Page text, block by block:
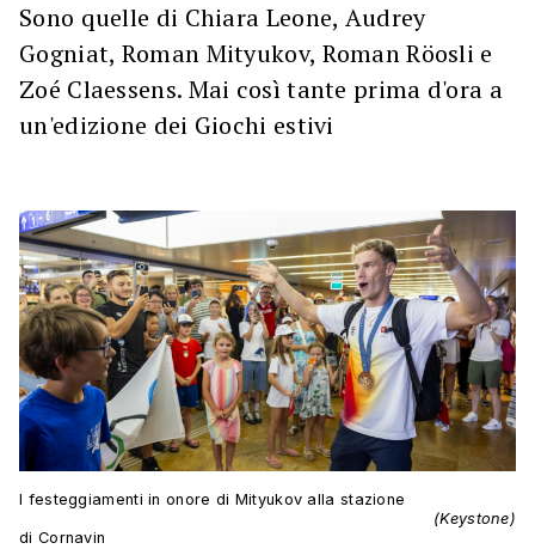
Sono quelle di Chiara Leone, Audrey
Gogniat, Roman Mityukov, Roman Röosli e
Zoé Claessens. Mai così tante prima d'ora a
un'edizione dei Giochi estivi
I festeggiamenti in onore di Mityukov alla stazione
di Cornavin
(Keystone)